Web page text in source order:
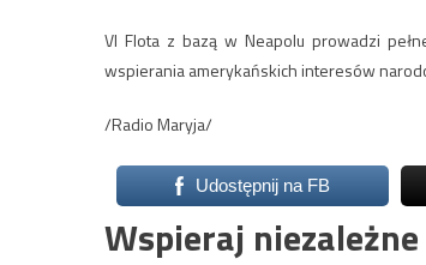
VI Flota z bazą w Neapolu prowadzi
wspierania amerykańskich interesów
/Radio Maryja/
Udostępnij na FB
Wspieraj